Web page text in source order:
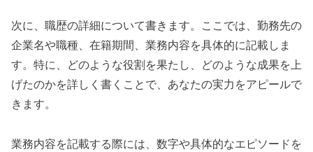
次に、職歴の詳細について書きます。ここでは、勤務先の
企業名や職種、在籍期間、業務内容を具体的に記載しま
す。特に、どのような役割を果たし、どのような成果を上
げたのかを詳しく書くことで、あなたの実力をアピールで
きます。
業務内容を記載する際には、数字や具体的なエピソードを